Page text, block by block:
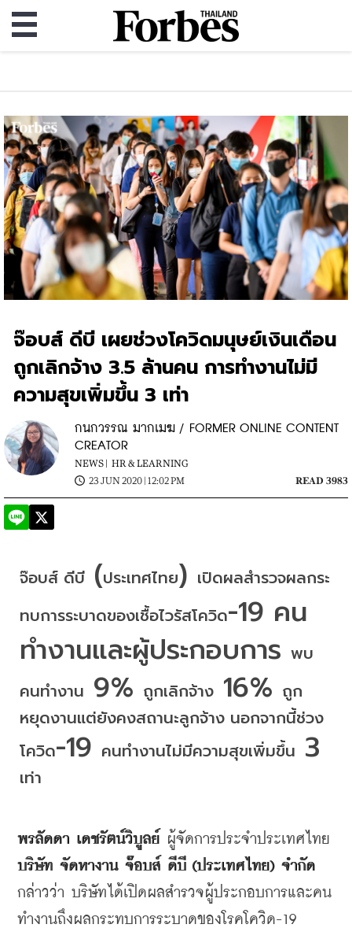
จ๊อบส์ ดีบี เผยช่วงโควิดมนุษย์เงินเดือน
ถูกเลิกจ้าง 3.5 ล้านคน การทำงานไม่มี
ความสุขเพิ่มขึ้น 3 เท่า
กนกวรรณ มากเมฆ / FORMER ONLINE CONTENT
CREATOR
NEWS | HR & LEARNING
23 JUN 2020 | 12:02 PM
READ 3983
จ๊อบส์ ดีบี (ประเทศไทย) เปิดผลสำรวจผลกระ
ทบการระบาดของเชื้อไวรัสโควิด-19 คน
ทำงานและผู้ประกอบการ พบ
คนทำงาน 9% ถูกเลิกจ้าง 16% ถูก
หยุดงานแต่ยังคงสถานะลูกจ้าง นอกจากนี้ช่วง
โควิด-19 คนทำงานไม่มีความสุขเพิ่มขึ้น
เท่า
พรลัดดา เดชรัตน์วิบูลย์ ผู้จัดการประจำประเทศไทย
บริษัท จัดหางาน จ๊อบส์ ดีบี (ประเทศไทย) จำกัด
กล่าวว่า บริษัท ได้เปิดผลสำรวจผู้ประกอบการและคน
ทำงานถึงผลกระทบการระบาดของโรคโควิด